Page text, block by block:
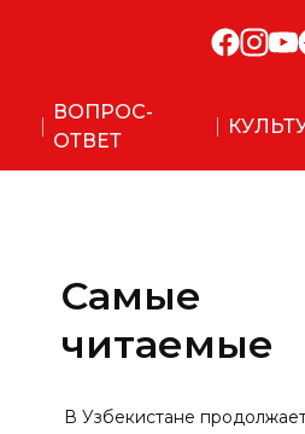
ВОПРОС-
ОТВЕТ
Самые
читаемые
В Узбекистане